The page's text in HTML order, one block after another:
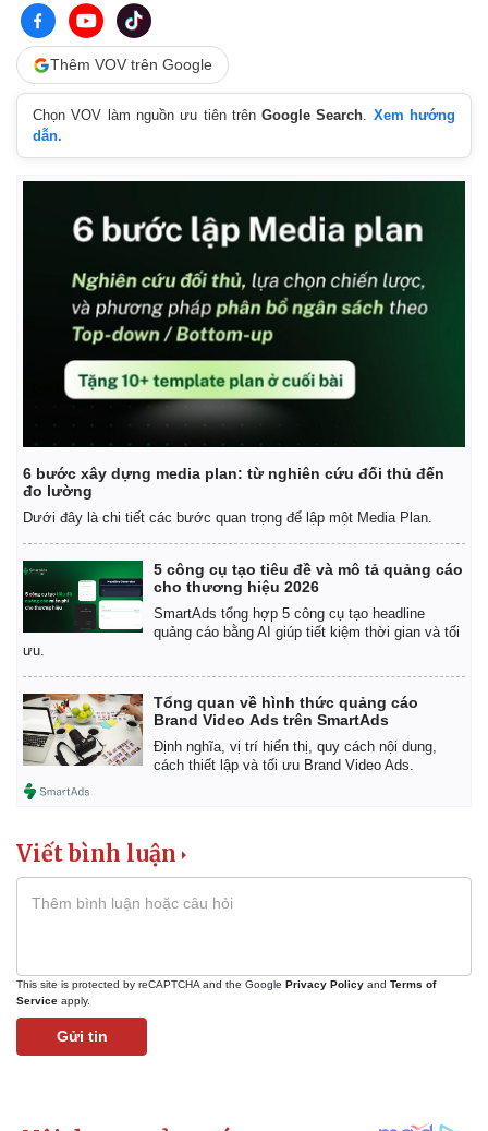
Pháp luật
Quân sự - Quốc phòng
Thêm VOV trên Google
Chọn VOV làm nguồn ưu tiên trênGoogle Search. Xem hướng
dẫn.
6 bước xây dựng media plan: từ nghiên cứu đối thủ đến
đo lường
Dưới đây là chi tiết các bước quan trọng để lập một Media Plan.
5 công cụ tạo tiêu đề và mô tả quảng cáo
cho thương hiệu 2026
SmartAds tổng hợp 5 công cụ tạo headline
quảng cáo bằng AI giúp tiết kiệm thời gian và tối
ưu.
Tổng quan về hình thức quảng cáo
Brand Video Ads trên SmartAds
Định nghĩa, vị trí hiển thị, quy cách nội dung,
cách thiết lập và tối ưu Brand Video Ads.
Viết bình luận
This site is protected by reCAPTCHA and the Google Privacy Policy and Terms of
Service apply.
Gửi tin